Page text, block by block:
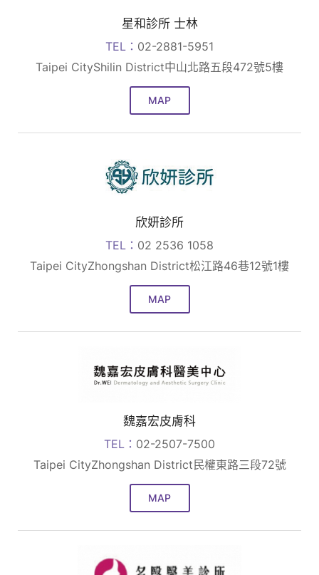
星和診所 士林
TEL： 02-2881-5951
Taipei CityShilin District中山北路五段472號5樓
MAP
欣妍診所
TEL： 02 2536 1058
Taipei CityZhongshan District松江路46巷12號1樓
MAP
魏嘉宏皮膚科
TEL： 02-2507-7500
Taipei CityZhongshan District民權東路三段72號
MAP